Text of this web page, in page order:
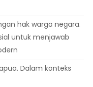
hak warga negara.
untuk menjawab
Dalam konteks